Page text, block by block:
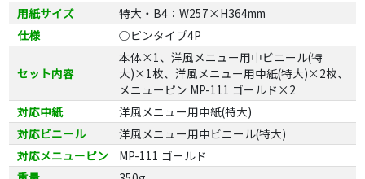
用紙サイズ
特大・B4：W257×H364mm
仕様
○ピンタイプ4P
セット内容
本体×1、洋風メニュー用中ビニール(特
大)×1枚、洋風メニュー用中紙(特大)×2枚、
メニューピン MP-111 ゴールド×2
対応中紙
洋風メニュー用中紙(特大)
対応ビニール
洋風メニュー用中ビニール(特大)
対応メニューピン
MP-111 ゴールド